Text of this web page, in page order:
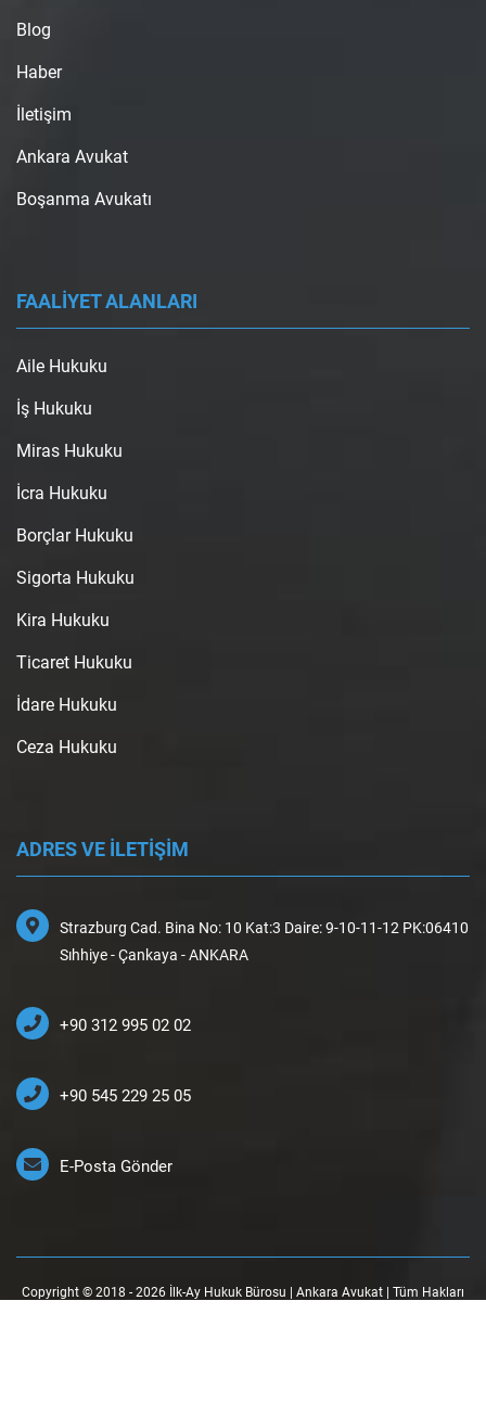
Blog
Haber
İletişim
Ankara Avukat
Boşanma Avukatı
FAALİYET ALANLARI
Aile Hukuku
İş Hukuku
Miras Hukuku
İcra Hukuku
Borçlar Hukuku
Sigorta Hukuku
Kira Hukuku
Ticaret Hukuku
İdare Hukuku
Ceza Hukuku
ADRES VE İLETİŞİM
Strazburg Cad. Bina No: 10 Kat:3 Daire: 9-10-11-12 PK:06410
Sıhhiye - Çankaya - ANKARA
+90 312 995 02 02
+90 545 229 25 05
E-Posta Gönder
Copyright © 2018 - 2026 İlk-Ay Hukuk Bürosu | Ankara Avukat | Tüm Hakları